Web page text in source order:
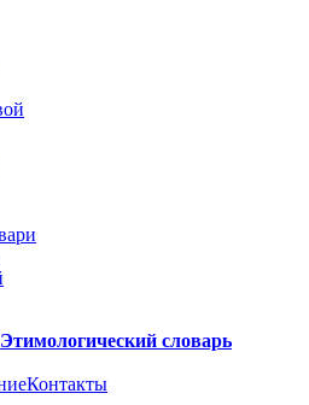
Этимологический словарь
Контакты